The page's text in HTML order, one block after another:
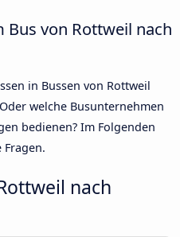
Bus von Rottweil nach
in Bussen von Rottweil
welche Busunternehmen
bedienen? Im Folgenden
nach